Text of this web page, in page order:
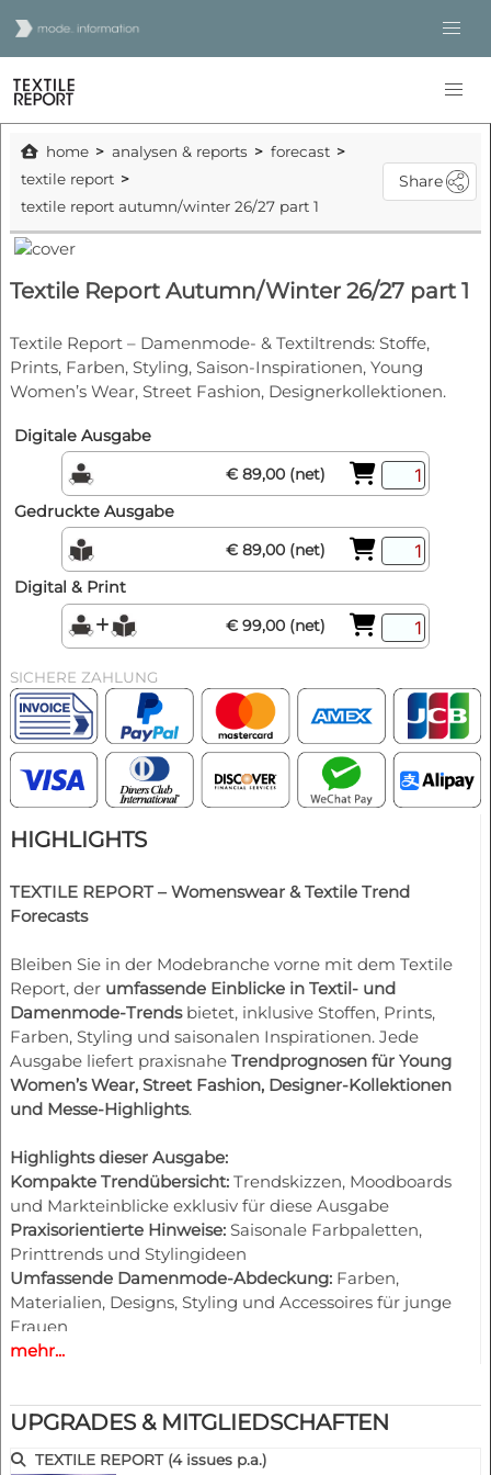
home analysen & reports
forecast
textile report
textile report autumn/winter 26/27 part 1
Share
Textile Report Autumn/Winter 26/27 part 1
Textile Report – Damenmode- & Textiltrends: Stoffe,
Prints, Farben, Styling, Saison-Inspirationen, Young
Women’s Wear, Street Fashion, Designerkollektionen.
Digitale Ausgabe
€ 89,00 (net)
Gedruckte Ausgabe
€ 89,00 (net)
Digital & Print
€ 99,00 (net)
SICHERE ZAHLUNG
HIGHLIGHTS
TEXTILE REPORT – Womenswear & Textile Trend
Forecasts
Bleiben Sie in der Modebranche vorne mit dem Textile
Report, der umfassende Einblicke in Textil- und
Damenmode-Trendsbietet, inklusive Stoffen, Prints,
Farben, Styling und saisonalen Inspirationen. Jede
Ausgabe liefert praxisnahe Trendprognosen für Young
Women’s Wear, Street Fashion, Designer-Kollektionen
und Messe-Highlights.
Highlights dieser Ausgabe:
Kompakte Trendübersicht: Trendskizzen, Moodboards
und Markteinblicke exklusiv für diese Ausgabe
Praxisorientierte Hinweise: Saisonale Farbpaletten,
Printtrends und Stylingideen
Umfassende Damenmode-Abdeckung: Farben,
Materialien, Designs, Styling und Accessoires für junge
Frauen
Trendskizzen:
Messen zur Visualisierung der Themen
Farbharmonien:
mehr...
UPGRADES & MITGLIEDSCHAFTEN
TEXTILE REPORT (4 issues p.a.)